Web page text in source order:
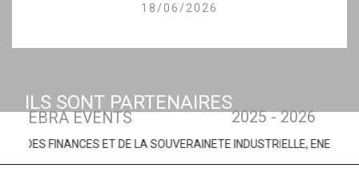
18/06/2026
ILS SONT PARTENAIRES
EBRA EVENTS 2025 - 2026
ET DE LA SOUVERAINETE INDUSTRIELLE, ENERGETIQUE ET